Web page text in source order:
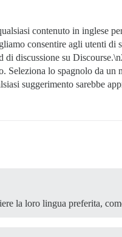
contenuto in inglese
consentire agli utenti
discussione su
Seleziona lo spagnolo da
suggerimento sarebbe
la loro lingua preferita,